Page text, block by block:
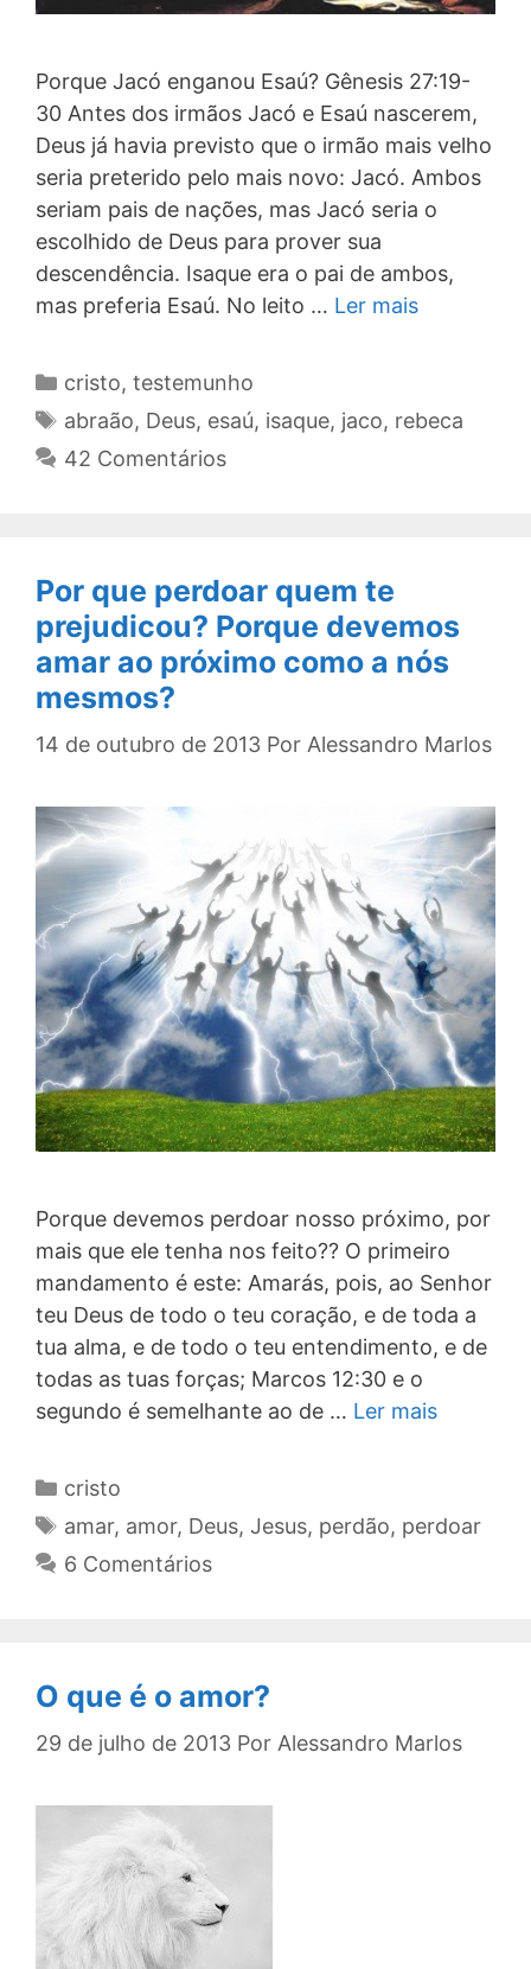
Porque Jacó enganou Esaú? Gênesis 27:19-
30 Antes dos irmãos Jacó e Esaú nascerem,
Deus já havia previsto que o irmão mais velho
seria preterido pelo mais novo: Jacó. Ambos
seriam pais de nações, mas Jacó seria o
escolhido de Deus para prover sua
descendência. Isaque era o pai de ambos,
mas preferia Esaú. No leito … Ler mais
Categorias
cristo, testemunho
Tags
abraão, Deus, esaú, isaque, jaco, rebeca
42 Comentários
Por que perdoar quem te
prejudicou? Porque devemos
amar ao próximo como a nós
mesmos?
14 de outubro de 2013 Por Alessandro Marlos
Porque devemos perdoar nosso próximo, por
mais que ele tenha nos feito?? O primeiro
mandamento é este: Amarás, pois, ao Senhor
teu Deus de todo o teu coração, e de toda a
tua alma, e de todo o teu entendimento, e de
todas as tuas forças; Marcos 12:30 e o
segundo é semelhante ao de … Ler mais
Categorias
cristo
Tags
amar, amor, Deus, Jesus, perdão, perdoar
6 Comentários
O que é o amor?
29 de julho de 2013 Por Alessandro Marlos